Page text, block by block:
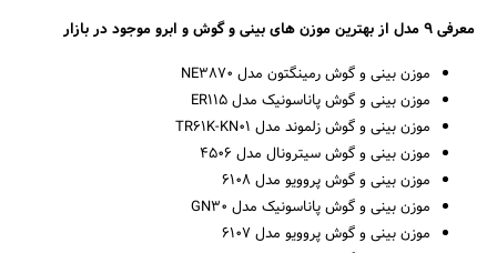
معرفی 9 مدل از بهترین موزن­ های بینی و گوش و ابرو موجود در بازار
موزن بینی و گوش رمینگتون مدل NE3870
موزن بینی و گوش پاناسونیک مدل ER115
موزن بینی و گوش زلموند مدل TR61K-KN01
موزن بینی و گوش سیترونال مدل 4506
موزن بینی و گوش پروویو مدل 6108
موزن بینی و گوش پاناسونیک مدل GN30
موزن بینی و گوش پروویو مدل 6107